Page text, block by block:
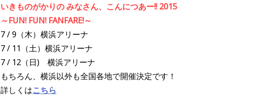
いきものがかりの みなさん、こんにつあー!! 2015
～FUN! FUN! FANFARE!～
7 / 9（木）横浜アリーナ
7 / 11（土）横浜アリーナ
7 / 12（日) 横浜アリーナ
もちろん、横浜以外も全国各地で開催決定です！
詳しくはこちら